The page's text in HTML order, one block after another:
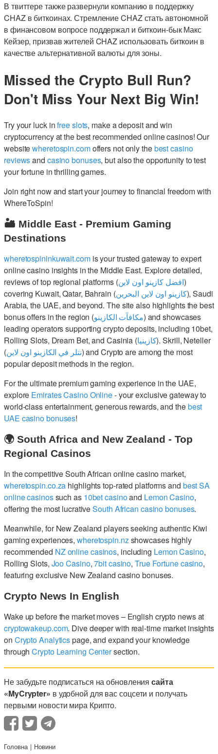
В твиттере также развернули компанию в поддержку
CHAZ в биткоинах. Стремление CHAZ стать автономной
в финансовом вопросе поддержал и биткоин-бык Макс
Кейзер, призвав жителей CHAZ использовать биткоин в
качестве альтернативной валюты для зоны.
Missed the Crypto Bull Run?
Don't Miss Your Next Big Win!
Try your luck infree slots, make a deposit and win
cryptocurrency at the best recommended online casinos! Our
websitewheretospin.comoffers not only thebest casino
reviewsand casino bonuses, but also the opportunity to test
your fortune in thrilling games.
Join right now and start your journey to financial freedom with
WhereToSpin!
🏜️ Middle East - Premium Gaming
Destinations
wheretospininkuwait.comis your trusted gateway to expert
online casino insights in the Middle East. Explore detailed,
reviews of top regional platforms (افضل كازينو اون لاين)
covering Kuwait, Qatar, Bahrain (كازينو اون لاين البحرين), Saudi
Arabia, the UAE, and beyond. The site also highlights the best
bonus offers in the region (مكافآت الكازينو) and showcases
leading operators supporting crypto deposits, including 10bet,
Rolling Slots, Dream Bet, and Casinia (كازينيا). Skrill, Neteller
(نتلر في الكازينو اون لاين) and Crypto are among the most
popular deposit methods in the region.
For the ultimate premium gaming experience in the UAE,
explore Emirates Casino Online- your exclusive gateway to
world-class entertainment, generous rewards, and thebest
UAE casino bonuses!
🌍 South Africa and New Zealand - Top
Regional Casinos
In the competitive South African online casino market,
wheretospin.co.za highlights top-rated platforms and best SA
online casinossuch as 10bet casinoand Lemon Casino,
offering the most lucrativeSouth African casino bonuses.
Meanwhile, for New Zealand players seeking authentic Kiwi
gaming experiences, wheretospin.nzshowcases highly
recommended NZ online casinos, including Lemon Casino,
Rolling Slots, Joo Casino,7bit casino,True Fortune casino,
featuring exclusive New Zealand casino bonuses.
Crypto News In English
Wake up before the market moves – English crypto news at
cryptowakeup.com. Dive deeper with real-time market insights
on Crypto Analyticspage, and expand your knowledge
throughCrypto Learning Centersection.
Не забудьте подписаться на обновлениясайта
«MyCrypter» в удобной для вас соцсети и получать
первыми новости мира Крипто.
Головна Новини